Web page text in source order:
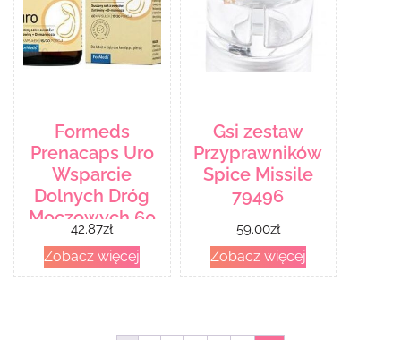
Formeds
Prenacaps Uro
Wsparcie
Dolnych Dróg
Moczowych 60
kaps.
42.87zł
Zobacz więcej
Gsi zestaw
Przyprawników
Spice Missile
79496
59.00zł
Zobacz więcej